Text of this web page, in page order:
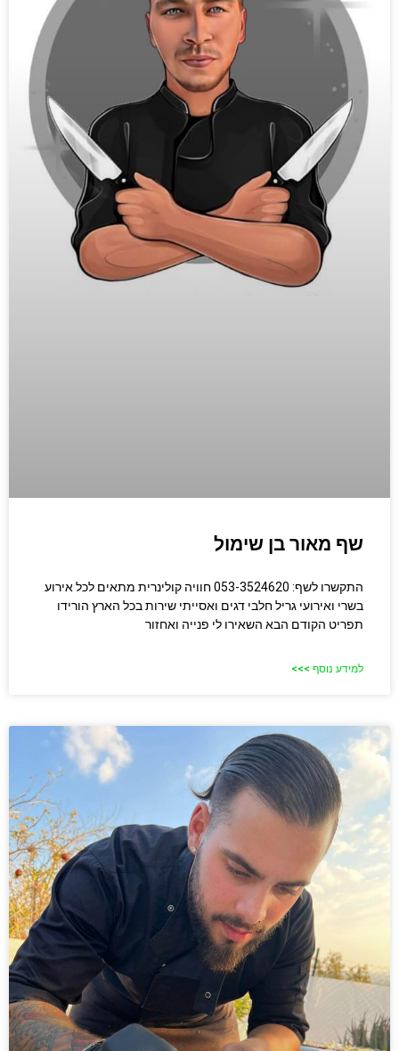
שף מאור בן שימול
התקשרו לשף: 053-3524620 חוויה קולינרית מתאים לכל אירוע
בשרי ואירועי גריל חלבי דגים ואסייתי שירות בכל הארץ הורידו
תפריט הקודם הבא השאירו לי פנייה ואחזור
למידע נוסף >>>